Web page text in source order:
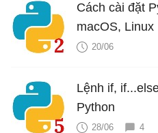
Cách cài đặt
macOS, Linux
20/06
Lệnh if,
Python
28/06 4